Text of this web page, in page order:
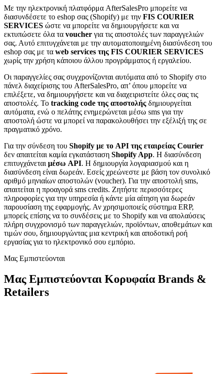
Με την ηλεκτρονική πλατφόρμα AfterSalesPro μπορείτε να
διασυνδέσετε το eshop σας (Shopify) με την FIS COURIER
SERVICES ώστε να μπορείτε να δημιουργήσετε και να
εκτυπώσετε όλα τα voucher για τις αποστολές των παραγγελιών
σας. Αυτό επιτυγχάνεται με την αυτοματοποιημένη διασύνδεση του
eshop σας με τα web services της FIS COURIER SERVICES
χωρίς την χρήση κάποιου άλλου προγράμματος ή εργαλείου.
Οι παραγγελίες σας συγχρονίζονται αυτόματα από το Shopify στο
πάνελ διαχείρισης του AfterSalesPro, απ’ όπου μπορείτε να
επιλέξετε, να δημιουργήσετε και να διαχειριστείτε όλες σας τις
αποστολές. Το tracking code της αποστολής δημιουργείται
αυτόματα, ενώ ο πελάτης ενημερώνεται μέσω sms για την
αποστολή ώστε να μπορεί να παρακολουθήσει την εξέλιξή της σε
πραγματικό χρόνο.
Για την σύνδεση του Shopify με το API της εταιρείας Courier
δεν απαιτείται καμία εγκατάσταση Shopify App. H διασύνδεση
επιτυγχάνεται μέσω API. Η δημιουργία λογαριασμού και η
διασύνδεση είναι δωρεάν. Εσείς χρεώνεστε με βάση τον συνολικό
αριθμό μηνιαίων αποστολών (voucher). Για την αποστολή sms,
απαιτείται η προαγορά sms credits. Ζητήστε περισσότερες
πληροφορίες για την υπηρεσία ή κάντε μία αίτηση για δωρεάν
παρουσίαση της εφαρμογής. Αν χρησιμοποιείς σύστημα ERP,
μπορείς επίσης να το συνδέσεις με το Shopify και να απολαύσεις
πλήρη συγχρονισμό των παραγγελιών, προϊόντων, αποθεμάτων και
τιμών σου, δημιουργώντας μια κεντρική και αποδοτική ροή
εργασίας για το ηλεκτρονικό σου εμπόριο.
Μας Εμπιστεύονται
Μας Εμπιστεύονται Κορυφαία Brands &
Retailers